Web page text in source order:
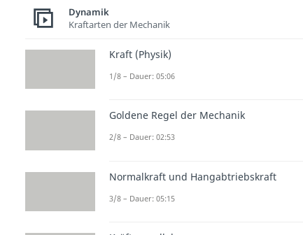
Dynamik
Kraftarten der Mechanik
Kraft (Physik)
1/8 – Dauer: 05:06
Goldene Regel der Mechanik
2/8 – Dauer: 02:53
Normalkraft und Hangabtriebskraft
3/8 – Dauer: 05:15